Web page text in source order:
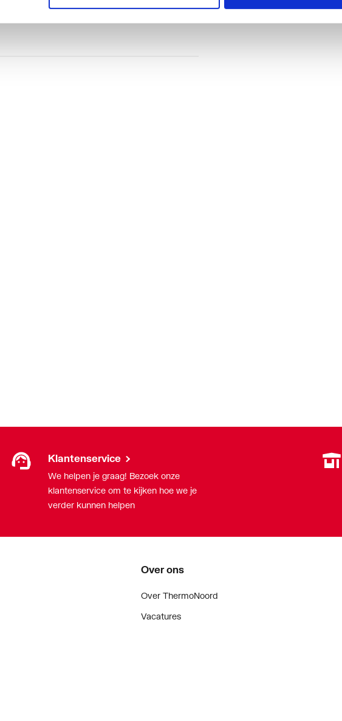
Klantenservice
We helpen je graag! Bezoek onze
klantenservice om te kijken hoe we je
verder kunnen helpen
Over ons
Over ThermoNoord
Vacatures